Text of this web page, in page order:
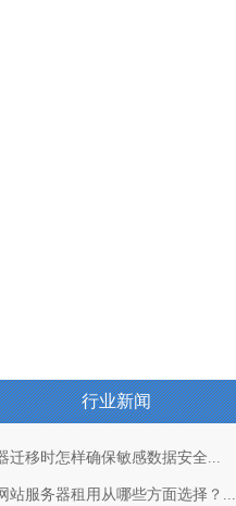
行业新闻
迁移时怎样确保敏感数据安全...
站服务器租用从哪些方面选择？...